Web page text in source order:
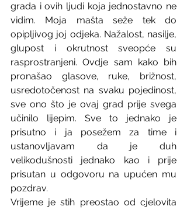
grada i ovih ljudi koja jednostavno ne
vidim. Moja mašta seže tek do
opipljivog joj odjeka. Nažalost, nasilje,
glupost i okrutnost sveopće su
rasprostranjeni. Ovdje sam kako bih
pronašao glasove, ruke, brižnost,
usredotočenost na svaku pojedinost,
sve ono što je ovaj grad prije svega
učinilo lijepim. Sve to jednako je
prisutno i ja posežem za time i
ustanovljavam da je duh
velikodušnosti jednako kao i prije
prisutan u odgovoru na upućen mu
pozdrav.
Vrijeme je stih preostao od cjelovita